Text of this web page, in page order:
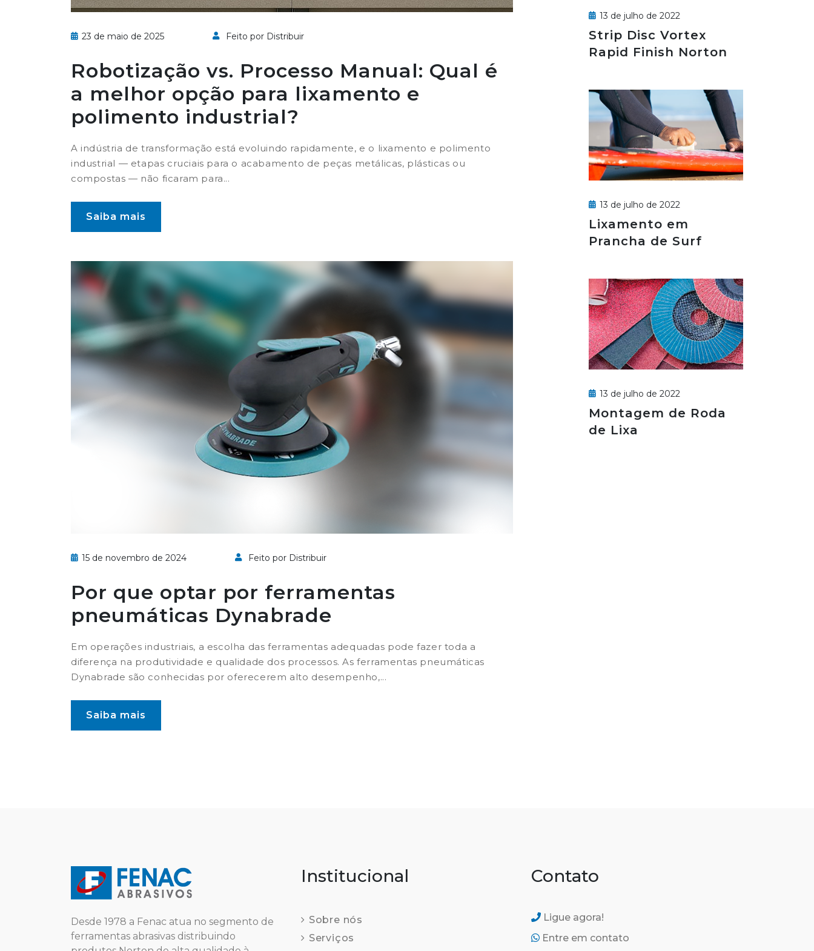
23 de maio de 2025 Feito por Distribuir
Robotização vs. Processo Manual: Qual é
a melhor opção para lixamento e
polimento industrial?
A indústria de transformação está evoluindo rapidamente, e o lixamento e polimento
industrial — etapas cruciais para o acabamento de peças metálicas, plásticas ou
compostas — não ficaram para...
Saiba mais
15 de novembro de 2024 Feito por Distribuir
Por que optar por ferramentas
pneumáticas Dynabrade
Em operações industriais, a escolha das ferramentas adequadas pode fazer toda a
diferença na produtividade e qualidade dos processos. As ferramentas pneumáticas
Dynabrade são conhecidas por oferecerem alto desempenho,...
Saiba mais
13 de julho de 2022
Strip Disc Vortex
Rapid Finish Norton
13 de julho de 2022
Lixamento em
Prancha de Surf
13 de julho de 2022
Montagem de Roda
de Lixa
Desde 1978 a Fenac atua no segmento de
ferramentas abrasivas distribuindo
Institucional
Sobre nós
Serviços
Contato
Ligue agora!
Entre em contato